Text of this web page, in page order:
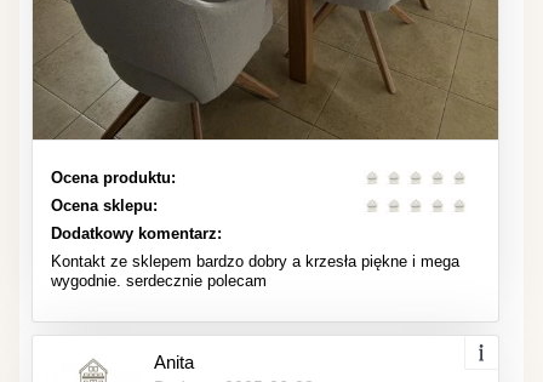
Ocena produktu:
Ocena sklepu:
Dodatkowy komentarz:
Kontakt ze sklepem bardzo dobry a krzesła piękne i mega
wygodnie. serdecznie polecam
Anita